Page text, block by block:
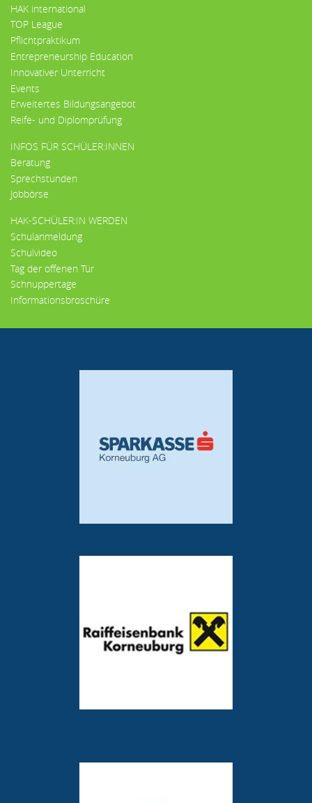
HAK international
TOP League
Pflichtpraktikum
Entrepreneurship Education
Innovativer Unterricht
Events
Erweitertes Bildungsangebot
Reife- und Diplomprüfung
INFOS FÜR SCHÜLER:INNEN
Beratung
Sprechstunden
Jobbörse
HAK-SCHÜLER:IN WERDEN
Schulanmeldung
Schulvideo
Tag der offenen Tür
Schnuppertage
Informationsbroschüre